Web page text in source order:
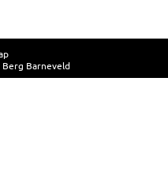
Barneveld